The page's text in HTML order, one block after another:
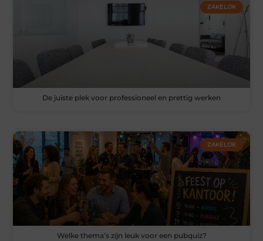
ZAKELIJK
De juiste plek voor professioneel en prettig werken
ZAKELIJK
Welke thema’s zijn leuk voor een pubquiz?